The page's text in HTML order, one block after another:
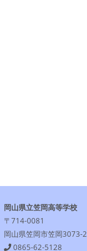
岡山県立笠岡高等学校
〒714-0081
岡山県笠岡市笠岡3073-2
0865-62-5128